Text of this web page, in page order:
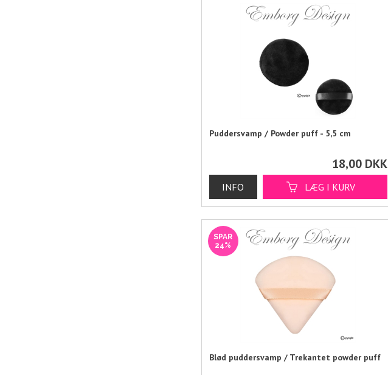
Puddersvamp / Powder puff - 5,5 cm
18,00 DKK
SPAR
24%
Blød puddersvamp / Trekantet powder puff